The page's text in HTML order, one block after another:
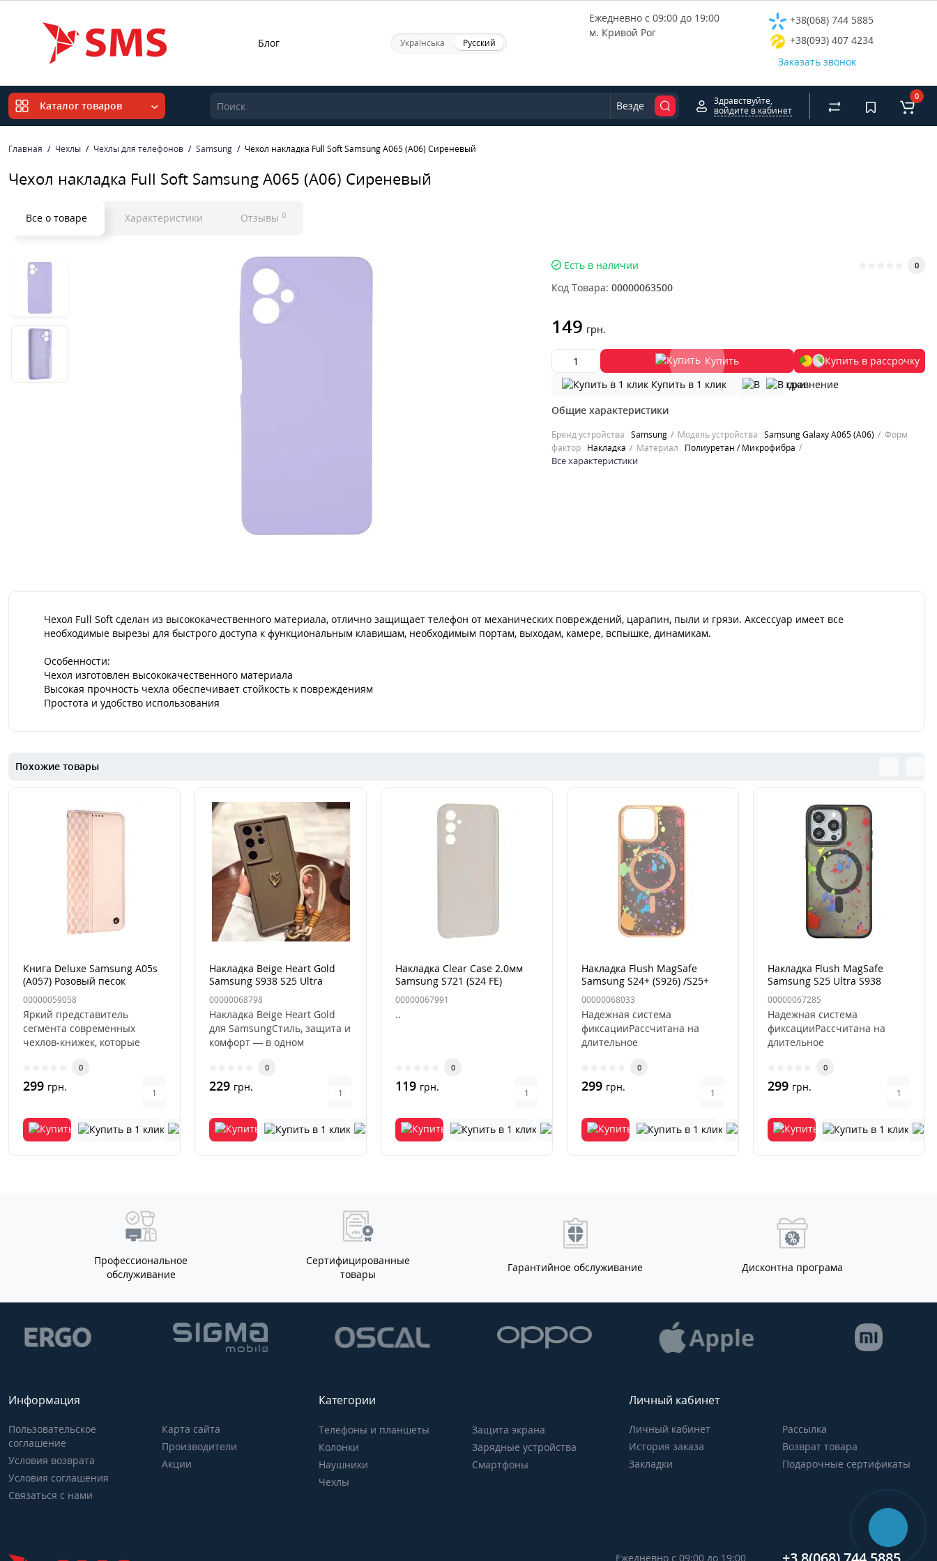
Блог Українська Русский
Ежедневно с 09:00 до 19:00
м. Кривой Рог
+38(068) 744 5885
+38(093) 407 4234
Заказать звонок
Каталог товаров Везде
Здравствуйте,
войдите в кабинет
0
Главная Чехлы Чехлы для телефонов Samsung Чехол накладка Full Soft Samsung A065 (A06) Сиреневый
Чехол накладка Full Soft Samsung A065 (A06) Сиреневый
Все о товаре Характеристики Отзывы 0
Есть в наличии 0
Код Товара: 00000063500
149 грн.
Купить
Купить в рассрочку
Купить в 1 клик
Общие характеристики
Бренд устройства Samsung Модель устройства Samsung Galaxy A065 (A06)
Форм
фактор
Накладка Материал Полиуретан / Микрофибра
Все характеристики
Чехол Full Soft сделан из высококачественного материала, отлично защищает телефон от механических повреждений, царапин, пыли и грязи. Аксессуар имеет все
необходимые вырезы для быстрого доступа к функциональным клавишам, необходимым портам, выходам, камере, вспышке, динамикам.
Особенности:
Чехол изготовлен высококачественного материала
Высокая прочность чехла обеспечивает стойкость к повреждениям
Простота и удобство использования
Похожие товары
Книга Deluxe Samsung A05s
(A057) Розовый песок
00000059058
Яркий представитель
сегмента современных
чехлов-книжек, которые
свою огром..
0
299 грн.
Накладка Beige Heart Gold
Samsung S938 S25 Ultra
Коричневая
00000068798
Накладка Beige Heart Gold
для SamsungСтиль, защита и
комфорт — в одном
0
229 грн.
Накладка Clear Case 2.0мм
Samsung S721 (S24 FE)
Прозрачная
00000067991
..
0
119 грн.
Накладка Flush MagSafe
Samsung S24+ (S926) /S25+
(S936) Desert Gold
00000068033
Надежная система
фиксацииРассчитана на
длительное
деформация и
выцветаниеУс..
0
299 грн.
Накладка Flush MagSafe
Samsung S25 Ultra S938
Серая (Titanium Grey)
00000067285
Надежная система
фиксацииРассчитана на
длительное
деформация и
выцветаниеУс..
0
299 грн.
Профессиональное
обслуживание
Сертифицированные
товары
Гарантийное обслуживание Дисконтна програма
Информация
Пользовательское
соглашение
Условия возврата
Условия соглашения
Связаться с нами
Карта сайта
Производители
Акции
Категории
Телефоны и планшеты
Колонки
Наушники
Чехлы
Защита экрана
Зарядные устройства
Смартфоны
Личный кабинет
Личный кабинет
История заказа
Закладки
Рассылка
Возврат товара
Подарочные сертификаты
Ежедневно с 09:00 до 19:00